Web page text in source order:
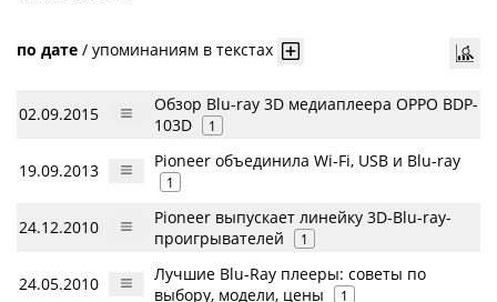
по дате / упоминаниям в текстах
02.09.2015
Обзор Blu-ray 3D медиаплеера OPPO BDP-
103D
1
19.09.2013 Pioneer объединила Wi-Fi, USB и Blu-ray
1
24.12.2010
Pioneer выпускает линейку 3D-Blu-ray-
проигрывателей
1
24.05.2010
Лучшие Blu-Ray плееры: советы по
выбору, модели, цены
1